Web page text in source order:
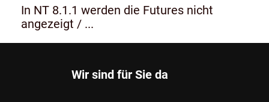
In NT 8.1.1 werden die Futures nicht
angezeigt / ...
Wir sind für Sie da